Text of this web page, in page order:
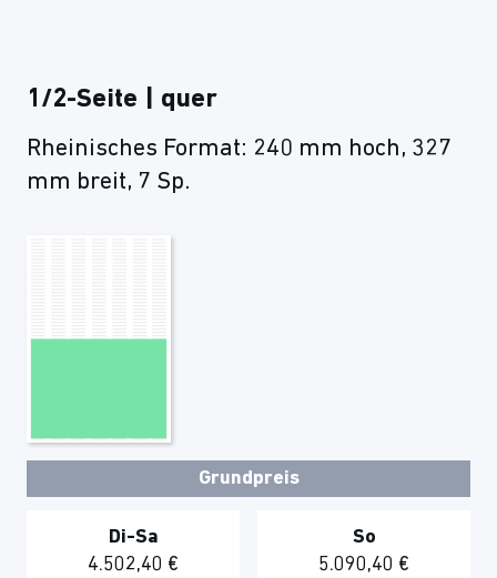
1/2-Seite | quer
Rheinisches Format: 240 mm hoch, 327
mm breit, 7 Sp.
Grundpreis
Di-Sa
4.502,40 €
So
5.090,40 €